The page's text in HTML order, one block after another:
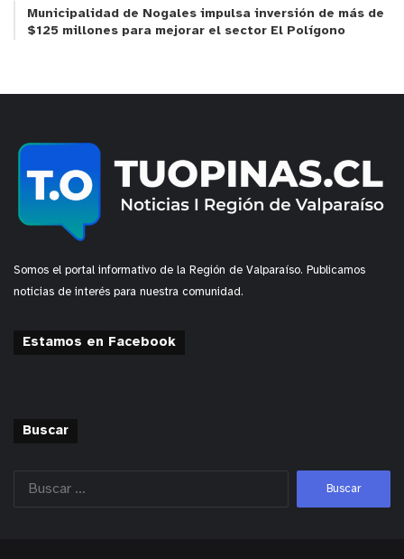
Municipalidad de Nogales impulsa inversión de más de
$125 millones para mejorar el sector El Polígono
Somos el portal informativo de la Región de Valparaíso. Publicamos
noticias de interés para nuestra comunidad.
Estamos en Facebook
Buscar